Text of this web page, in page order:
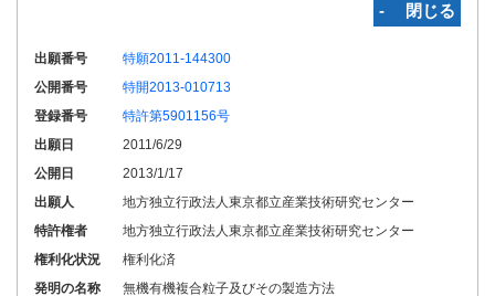
‐ 閉じる
出願番号
特願2011-144300
公開番号
特開2013-010713
登録番号
特許第5901156号
出願日
2011/6/29
公開日
2013/1/17
出願人
地方独立行政法人東京都立産業技術研究センター
特許権者
地方独立行政法人東京都立産業技術研究センター
権利化状況
権利化済
発明の名称
無機有機複合粒子及びその製造方法